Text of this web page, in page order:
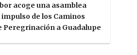
acoge una asamblea
de los Caminos
Peregrinación a Guadalupe